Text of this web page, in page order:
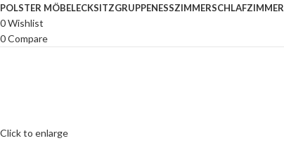
POLSTER MÖBELECKSITZGRUPPENESSZIMMERSCHLAFZIMMER
0Wishlist
0Compare
Click to enlarge